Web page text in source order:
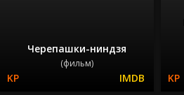
Черепашки-ниндзя
(фильм)